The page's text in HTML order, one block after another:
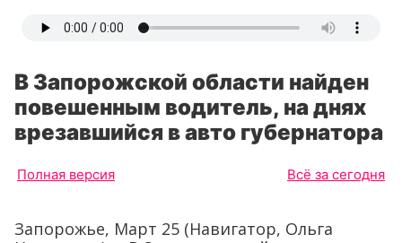
В Запорожской области найден
повешенным водитель, на днях
врезавшийся в авто губернатора
Полная версия Всё за сегодня
Запорожье, Март 25 (Навигатор, Ольга